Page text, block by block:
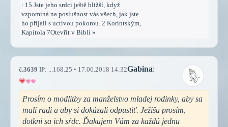
: 15 Jste jeho srdci ještě bližší, když
vzpomíná na poslušnost vás všech, jak jste
ho přijali s uctivou pokorou. 2 Korintským,
Kapitola 7Otevřít v Bibli »
č.3639 IP: ...168.25 • 17.06.2018 14:32Gabina:
Prosím o modlitby za manželstvo mladej rodinky, aby sa
mali radi a aby si dokázali odpustiť. Ježišu prosím,
dotkni sa ich sŕdc. Ďakujem Vám za každú jednu